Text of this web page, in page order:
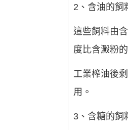
2、含油的飼
這些飼料由
度比含澱粉
工業榨油後
用。
3、含糖的飼